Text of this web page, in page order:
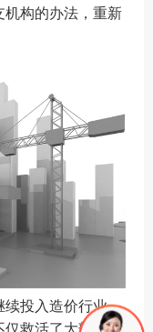
机构的办法，重新
续投入造价行业，